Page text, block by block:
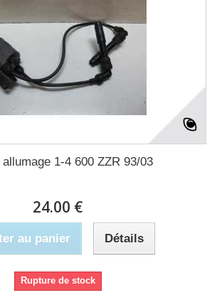
allumage 1-4 600 ZZR 93/03
24.00 €
au panier Détails
Rupture de stock